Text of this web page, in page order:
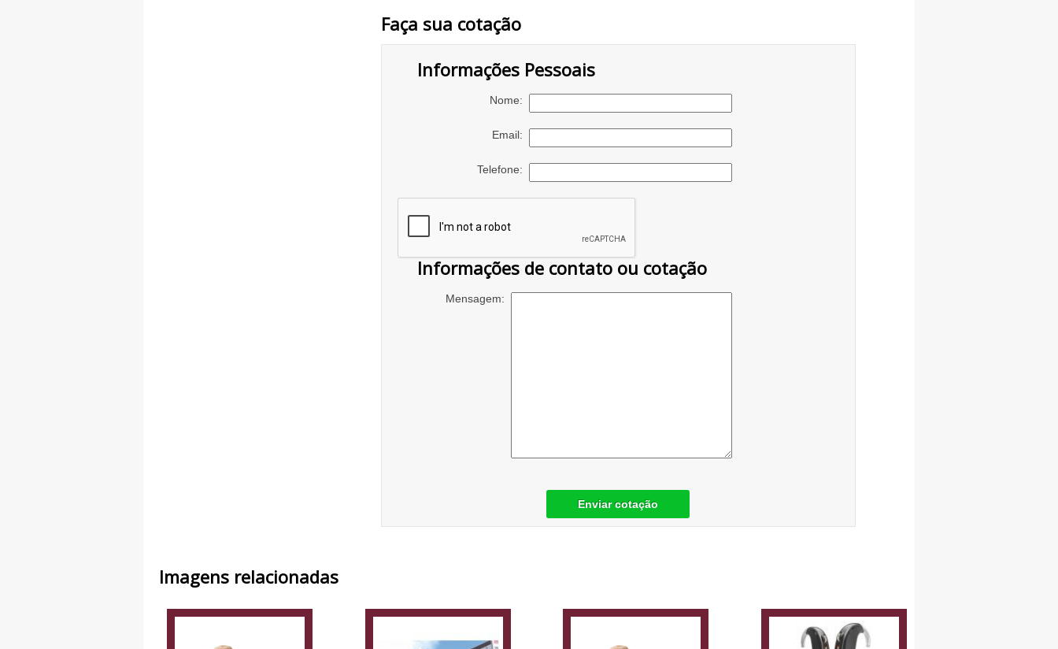
Faça sua cotação
Informações Pessoais
Nome:
Email:
Telefone:
Informações de contato ou cotação
Mensagem:
Enviar cotação
Imagens relacionadas